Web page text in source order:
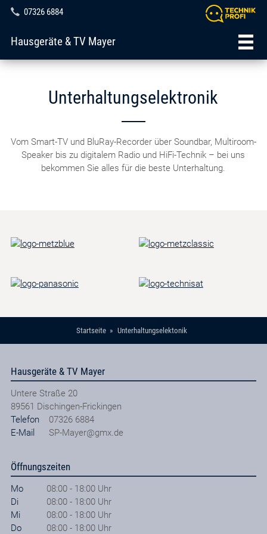
07326 6884
Hausgeräte & TV Mayer
Unterhaltungselektronik
Vom Smart-TV und BluRay-Recorder über Soundbar, Multiroom-
Speaker bis zu digitalem Radio und HiFi-Technik – bei uns
bekommen Sie alles für die beste Unterhaltung.
Startseite Unterhaltungselektonik
Hausgeräte & TV Mayer
Untere Straße 20
89561 Dischingen-Frickingen
Telefon
07326 6884
E-Mail
SP-Mayer@gmx.de
Öffnungszeiten
Mo
08:00 - 18:00 Uhr
Di
08:00 - 18:00 Uhr
Mi
08:00 - 18:00 Uhr
Do
08:00 - 18:00 Uhr